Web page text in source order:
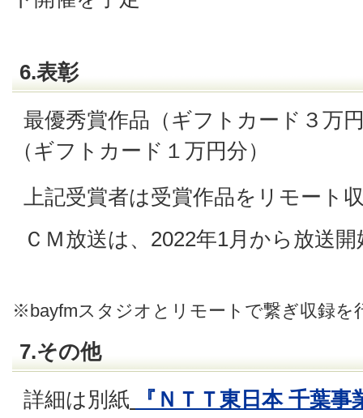
6.表彰
最優秀賞作品（ギフトカード３万
（ギフトカード１万円分）
上記受賞者は受賞作品をリモート
ＣＭ放送は、2022年1月から放送
※bayfmスタジオとリモートで繋ぎ収録を
7.その他
詳細は別紙
『ＮＴＴ東日本 千葉